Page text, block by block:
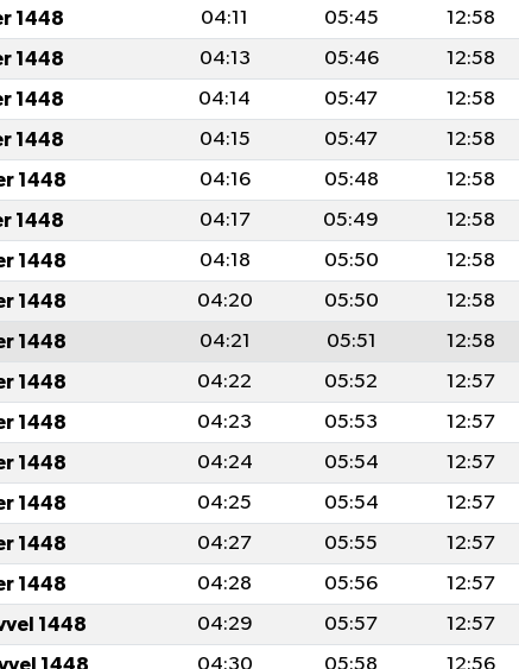
1448 04:11 05:45 12:58
1448 04:13 05:46 12:58
1448 04:14 05:47 12:58
1448 04:15 05:47 12:58
1448 04:16 05:48 12:58
1448 04:17 05:49 12:58
1448 04:18 05:50 12:58
1448 04:20 05:50 12:58
1448 04:21 05:51 12:58
1448 04:22 05:52 12:57
1448 04:23 05:53 12:57
1448 04:24 05:54 12:57
1448 04:25 05:54 12:57
1448 04:27 05:55 12:57
1448 04:28 05:56 12:57
1448 04:29 05:57 12:57